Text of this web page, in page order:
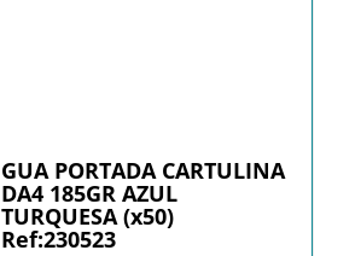
GUA PORTADA CARTULINA
DA4 185GR AZUL
TURQUESA (x50)
Ref:230523